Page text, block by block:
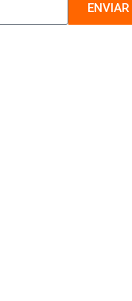
ENVIAR